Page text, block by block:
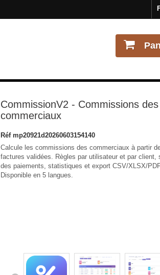
CommissionV2 - Commissions des
commerciaux
Réf mp20921d20260603154140
Calcule les commissions des commerciaux à partir
factures validées. Règles par utilisateur et par client,
des paiements, statistiques et export CSV/XLSX/
Disponible en 5 langues.